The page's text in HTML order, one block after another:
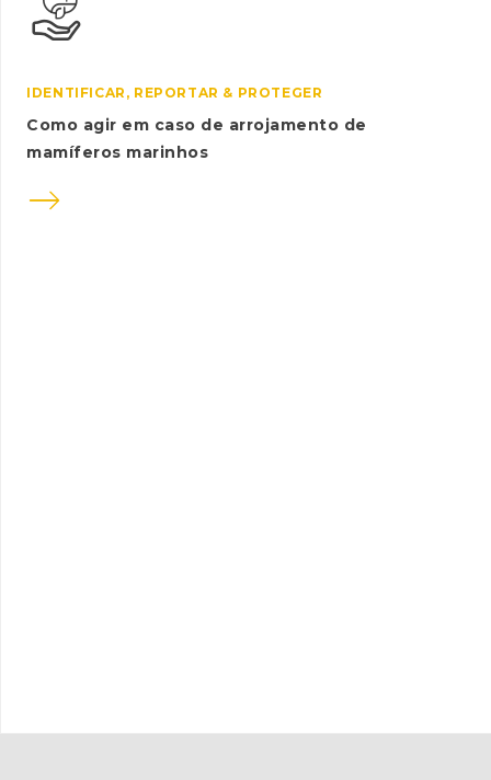

IDENTIFICAR, REPORTAR & PROTEGER
Como agir em caso de arrojamento de
mamíferos marinhos